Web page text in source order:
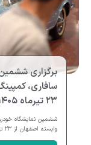
برگزاری
سافاری،
۲۳ تیرماه ۱۴۰۵
ششمین نمایشگاه
وابسته اصفهان از ۲۳ تیرماه ۱۴۰۵...